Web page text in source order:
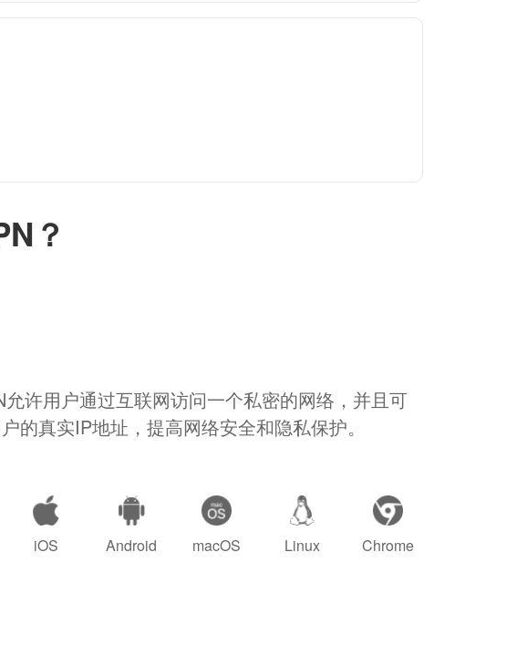
？
允许用户通过互联网访问一个私密的网络，并且可
的真实IP地址，提高网络安全和隐私保护。
iOS Android macOS Linux Chrome